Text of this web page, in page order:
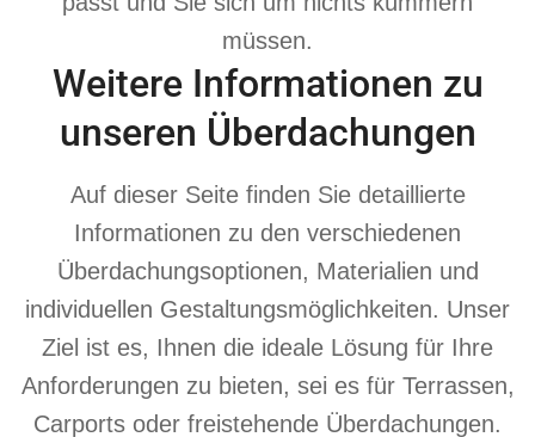
müssen.
Weitere Informationen zu
unseren Überdachungen
Auf dieser Seite finden Sie detaillierte
Informationen zu den verschiedenen
Überdachungsoptionen, Materialien und
individuellen Gestaltungsmöglichkeiten. Unser
Ziel ist es, Ihnen die ideale Lösung für Ihre
Anforderungen zu bieten, sei es für Terrassen,
Carports oder freistehende Überdachungen.